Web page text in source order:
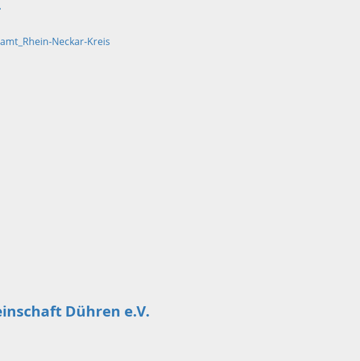
Dühren e.V.